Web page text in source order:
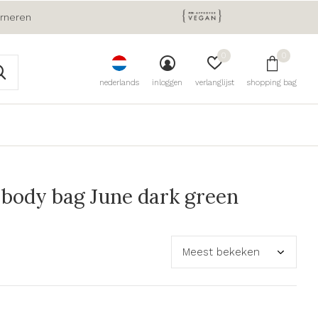
nederlands inloggen verlanglijst
0
shopping bag
0
bag June dark green